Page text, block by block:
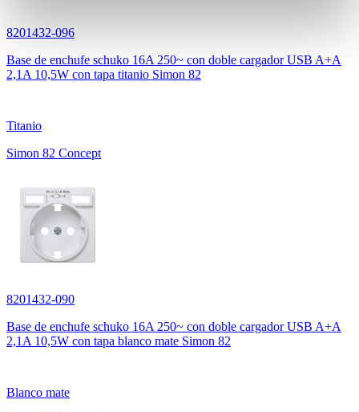
8201432-096
Base de enchufe schuko 16A 250~ con doble cargador USB A+A
2,1A 10,5W con tapa titanio Simon 82
Titanio
Simon 82 Concept
8201432-090
Base de enchufe schuko 16A 250~ con doble cargador USB A+A
2,1A 10,5W con tapa blanco mate Simon 82
Blanco mate